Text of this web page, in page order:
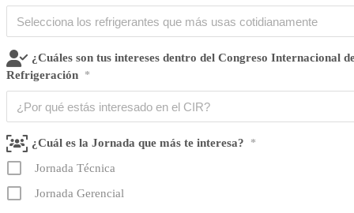
¿Cuáles son tus intereses dentro del Congreso Internacional
Refrigeración *
¿Cuál es la Jornada que más te interesa? *
Jornada Técnica
Jornada Gerencial